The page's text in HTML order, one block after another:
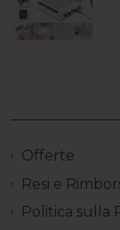
Offerte
Resi e
Politica sulla